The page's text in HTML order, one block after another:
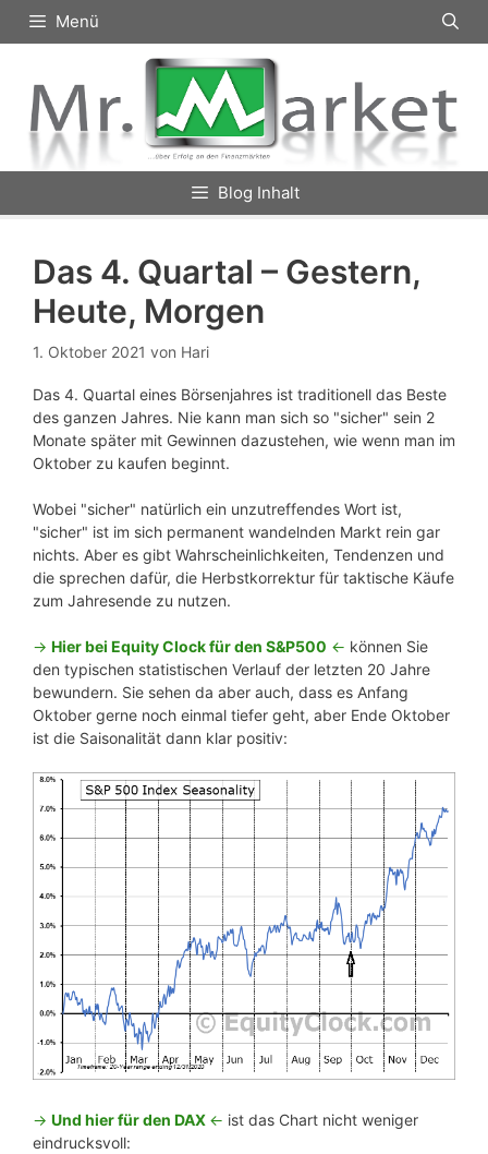
Inhalt
Menü
Blog Inhalt
Das 4. Quartal – Gestern,
Heute, Morgen
1. Oktober 2021 von Hari
Das 4. Quartal eines Börsenjahres ist traditionell das Beste
des ganzen Jahres. Nie kann man sich so "sicher" sein 2
Monate später mit Gewinnen dazustehen, wie wenn man im
Oktober zu kaufen beginnt.
Wobei "sicher" natürlich ein unzutreffendes Wort ist,
"sicher" ist im sich permanent wandelnden Markt rein gar
nichts. Aber es gibt Wahrscheinlichkeiten, Tendenzen und
die sprechen dafür, die Herbstkorrektur für taktische Käufe
zum Jahresende zu nutzen.
-> Hier bei Equity Clock für den S&P500 <- können Sie
den typischen statistischen Verlauf der letzten 20 Jahre
bewundern. Sie sehen da aber auch, dass es Anfang
Oktober gerne noch einmal tiefer geht, aber Ende Oktober
ist die Saisonalität dann klar positiv:
-> Und hier für den DAX <- ist das Chart nicht weniger
eindrucksvoll: